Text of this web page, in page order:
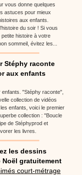
vous donne quelques
astuces pour mieux
aux enfants.
du soir ! Si vous
histoire à votre
sommeil, évitez les...
Stéphy raconte
aux enfants
"Stéphy raconte",
collection de vidéos
enfants, voici le premier
collection : "Boucle
de Stéphyprod et
les livres.
les dessins
Noël gratuitement
court-métrage